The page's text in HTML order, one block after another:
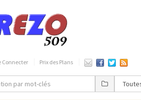
Connecter Prix des Plans